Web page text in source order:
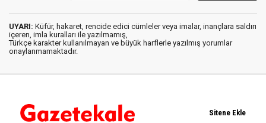
UYARI: Küfür, hakaret, rencide edici cümleler veya imalar, inançlara saldırı
içeren, imla kuralları ile yazılmamış,
Türkçe karakter kullanılmayan ve büyük harflerle yazılmış yorumlar
onaylanmamaktadır.